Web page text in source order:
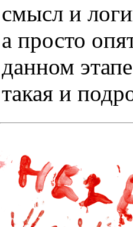
смысл и
а просто
данном
такая и